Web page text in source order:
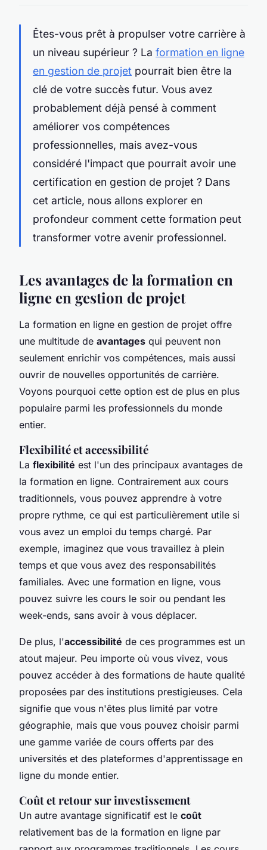
Êtes-vous prêt à propulser votre carrière à
un niveau supérieur ? La formation en ligne
en gestion de projet pourrait bien être la
clé de votre succès futur. Vous avez
probablement déjà pensé à comment
améliorer vos compétences
professionnelles, mais avez-vous
considéré l'impact que pourrait avoir une
certification en gestion de projet ? Dans
cet article, nous allons explorer en
profondeur comment cette formation peut
transformer votre avenir professionnel.
Les avantages de la formation en
ligne en gestion de projet
La formation en ligne en gestion de projet offre
une multitude de avantages qui peuvent non
seulement enrichir vos compétences, mais aussi
ouvrir de nouvelles opportunités de carrière.
Voyons pourquoi cette option est de plus en plus
populaire parmi les professionnels du monde
entier.
Flexibilité et accessibilité
La flexibilité est l'un des principaux avantages de
la formation en ligne. Contrairement aux cours
traditionnels, vous pouvez apprendre à votre
propre rythme, ce qui est particulièrement utile si
vous avez un emploi du temps chargé. Par
exemple, imaginez que vous travaillez à plein
temps et que vous avez des responsabilités
familiales. Avec une formation en ligne, vous
pouvez suivre les cours le soir ou pendant les
week-ends, sans avoir à vous déplacer.
De plus, l'accessibilité de ces programmes est un
atout majeur. Peu importe où vous vivez, vous
pouvez accéder à des formations de haute qualité
proposées par des institutions prestigieuses. Cela
signifie que vous n'êtes plus limité par votre
géographie, mais que vous pouvez choisir parmi
une gamme variée de cours offerts par des
universités et des plateformes d'apprentissage en
ligne du monde entier.
Coût et retour sur investissement
Un autre avantage significatif est le coût
relativement bas de la formation en ligne par